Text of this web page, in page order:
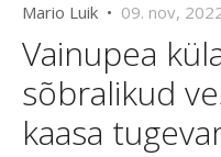
Mario Luik • 09. nov,
Vainupea
sõbralikud
kaasa